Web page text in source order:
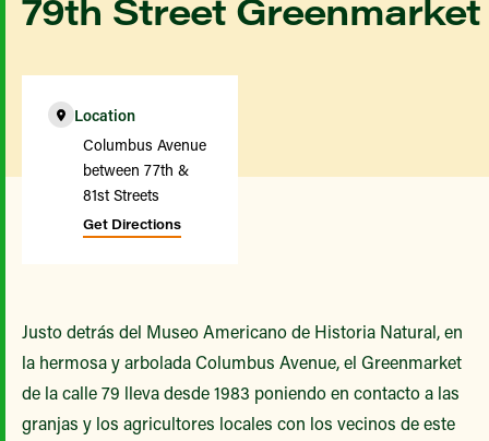
Location
Columbus Avenue
between 77th &
81st Streets
Get Directions
Justo detrás del Museo Americano de Historia Natural, en
la hermosa y arbolada Columbus Avenue, el Greenmarket
de la calle 79 lleva desde 1983 poniendo en contacto a las
granjas y los agricultores locales con los vecinos de este